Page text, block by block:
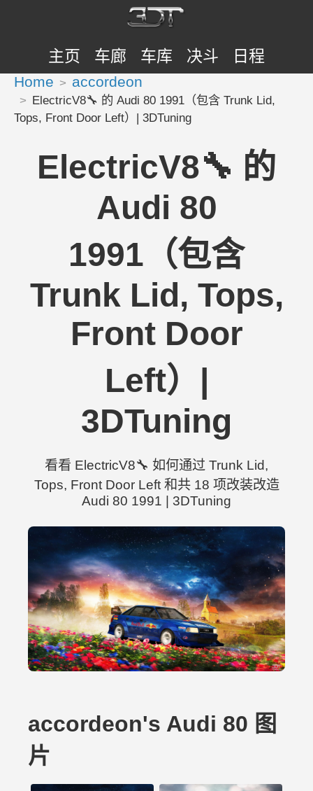
主页 车廊 车库 决斗 日程
Home accordeon
ElectricV8🔧 的 Audi 80 1991（包含 Trunk Lid,
Tops, Front Door Left）| 3DTuning
ElectricV8🔧 的
Audi 80
1991（包含
Trunk Lid, Tops,
Front Door
Left）|
3DTuning
看看 ElectricV8🔧 如何通过 Trunk Lid,
Tops, Front Door Left 和共 18 项改装改造
Audi 80 1991 | 3DTuning
accordeon's Audi 80 图
片